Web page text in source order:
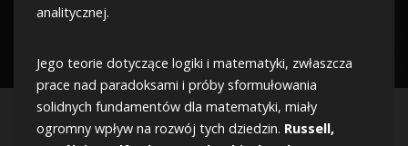
analitycznej.
Jego teorie dotyczące logiki i matematyki, zwłaszcza
prace nad paradoksami i próby sformułowania
solidnych fundamentów dla matematyki, miały
ogromny wpływ na rozwój tych dziedzin. Russell,